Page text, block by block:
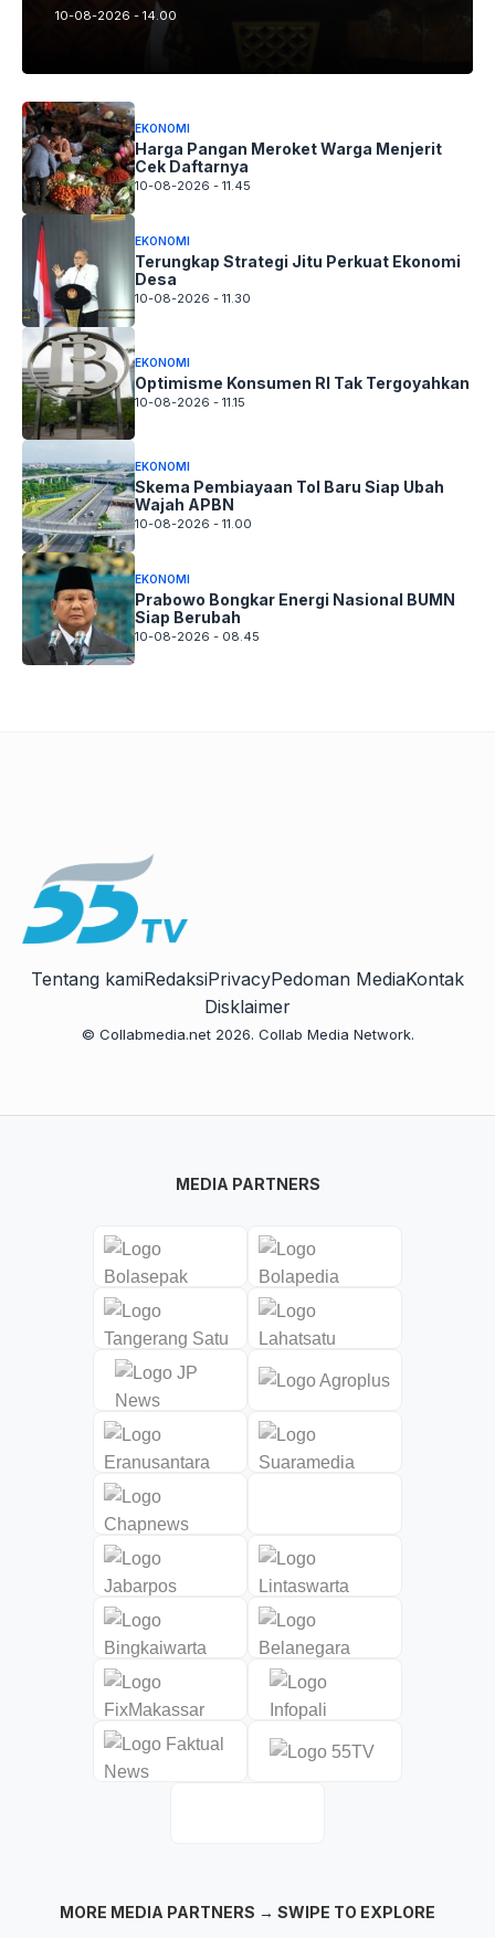
10-08-2026 - 14.00
EKONOMI
Harga Pangan Meroket Warga Menjerit
Cek Daftarnya
10-08-2026 - 11.45
EKONOMI
Terungkap Strategi Jitu Perkuat Ekonomi
Desa
10-08-2026 - 11.30
EKONOMI
Optimisme Konsumen RI Tak Tergoyahkan
10-08-2026 - 11.15
EKONOMI
Skema Pembiayaan Tol Baru Siap Ubah
Wajah APBN
10-08-2026 - 11.00
EKONOMI
Prabowo Bongkar Energi Nasional BUMN
Siap Berubah
10-08-2026 - 08.45
Tentang kamiRedaksiPrivacyPedoman MediaKontak
Disklaimer
© Collabmedia.net 2026. Collab Media Network.
MEDIA PARTNERS
MORE MEDIA PARTNERS → SWIPE TO EXPLORE